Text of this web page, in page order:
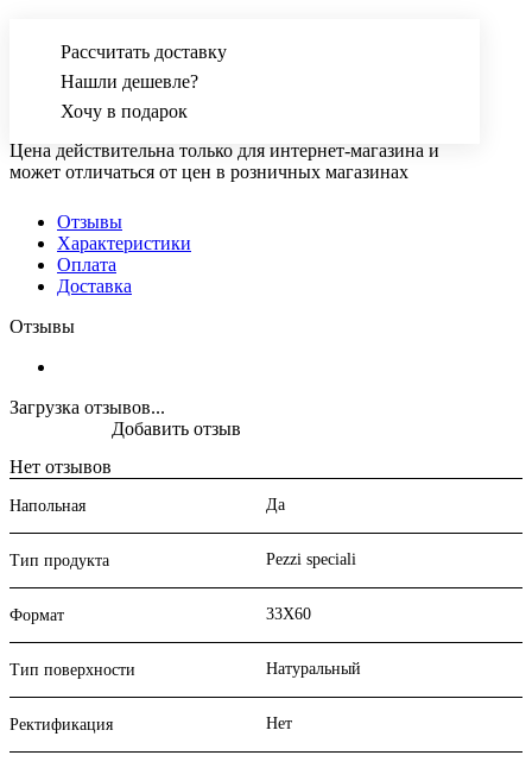
Рассчитать доставку
Нашли дешевле?
Хочу в подарок
Цена действительна только для интернет-магазина и
может отличаться от цен в розничных магазинах
Отзывы
Характеристики
Оплата
Доставка
Отзывы
Загрузка отзывов...
Нет отзывов
Добавить отзыв
Напольная Да
Тип продукта Pezzi speciali
Формат 33X60
Тип поверхности Натуральный
Ректификация Нет